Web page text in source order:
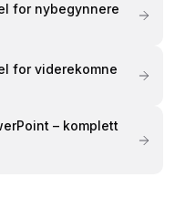
for nybegynnere
for viderekomne
– komplett